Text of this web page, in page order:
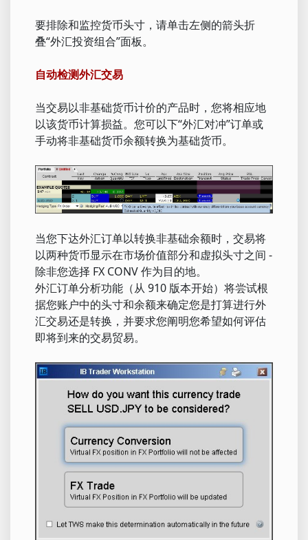
要排除和监控货币头寸，请单击左侧的箭头折
叠“外汇投资组合”面板。
自动检测外汇交易
当交易以非基础货币计价的产品时，您将相应地
以该货币计算损益。您可以下“外汇对冲”订单或
手动将非基础货币余额转换为基础货币。
当您下达外汇订单以转换非基础余额时，交易将
以两种货币显示在市场价值部分和虚拟头寸之间 -
除非您选择 FX CONV 作为目的地。
外汇订单分析功能（从 910 版本开始）将尝试根
据您账户中的头寸和余额来确定您是打算进行外
汇交易还是转换，并要求您阐明您希望如何评估
即将到来的交易贸易。